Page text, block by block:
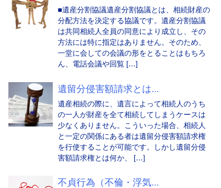
■遺産分割協議遺産分割協議とは、相続財産の
分配方法を決定する協議です。遺産分割協議
は共同相続人全員の同意により成立し、その
方法には特に指定はありません。そのため、
一堂に会しての会議の形をとることはもちろ
ん、電話会議や回覧 […]
遺留分侵害額請求とは...
遺産相続の際に、遺言によって相続人のうち
の一人が財産を全て相続してしまうケースは
少なくありません。こういった場合、相続人
と一定の関係にある者は遺留分侵害額請求権
を行使することが可能です。しかし遺留分侵
害額請求権とは何か、 […]
不貞行為（不倫・浮気...